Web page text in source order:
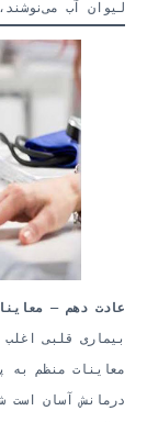
لیوان آب می‌نوشند، ۵۴ درصد کمتر دچار سکته قلبی
عادت دهم —
بیماری قلبی
معاینات منظم به
درمانش آسان است